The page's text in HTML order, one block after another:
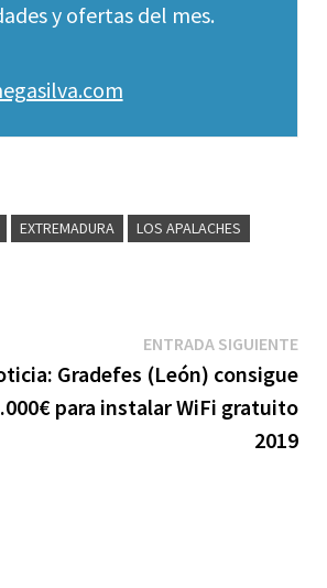
y ofertas del mes.
EXTREMADURA
LOS APALACHES
ENTRADA SIGUIENTE
Gradefes (León) consigue
para instalar WiFi gratuito
2019